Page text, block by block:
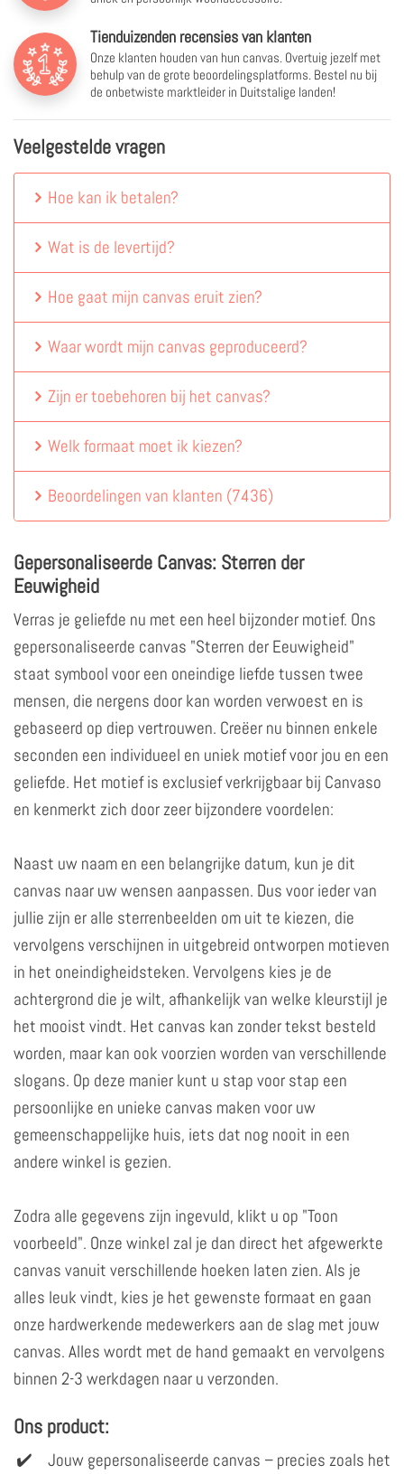
Tienduizenden recensies van klanten
Onze klanten houden van hun canvas. Overtuig jezelf met
behulp van de grote beoordelingsplatforms. Bestel nu bij
de onbetwiste marktleider in Duitstalige landen!
Veelgestelde vragen
Hoe kan ik betalen?
Wat is de levertijd?
Hoe gaat mijn canvas eruit zien?
Waar wordt mijn canvas geproduceerd?
Zijn er toebehoren bij het canvas?
Welk formaat moet ik kiezen?
Beoordelingen van klanten (7436)
Gepersonaliseerde Canvas: Sterren der
Eeuwigheid
Verras je geliefde nu met een heel bijzonder motief. Ons
gepersonaliseerde canvas "Sterren der Eeuwigheid"
staat symbool voor een oneindige liefde tussen twee
mensen, die nergens door kan worden verwoest en is
gebaseerd op diep vertrouwen. Creëer nu binnen enkele
seconden een individueel en uniek motief voor jou en een
geliefde. Het motief is exclusief verkrijgbaar bij Canvaso
en kenmerkt zich door zeer bijzondere voordelen:
Naast uw naam en een belangrijke datum, kun je dit
canvas naar uw wensen aanpassen. Dus voor ieder van
jullie zijn er alle sterrenbeelden om uit te kiezen, die
vervolgens verschijnen in uitgebreid ontworpen motieven
in het oneindigheidsteken. Vervolgens kies je de
achtergrond die je wilt, afhankelijk van welke kleurstijl je
het mooist vindt. Het canvas kan zonder tekst besteld
worden, maar kan ook voorzien worden van verschillende
slogans. Op deze manier kunt u stap voor stap een
persoonlijke en unieke canvas maken voor uw
gemeenschappelijke huis, iets dat nog nooit in een
andere winkel is gezien.
Zodra alle gegevens zijn ingevuld, klikt u op "Toon
voorbeeld". Onze winkel zal je dan direct het afgewerkte
canvas vanuit verschillende hoeken laten zien. Als je
alles leuk vindt, kies je het gewenste formaat en gaan
onze hardwerkende medewerkers aan de slag met jouw
canvas. Alles wordt met de hand gemaakt en vervolgens
binnen 2-3 werkdagen naar u verzonden.
Ons product:
Jouw gepersonaliseerde canvas – precies zoals het